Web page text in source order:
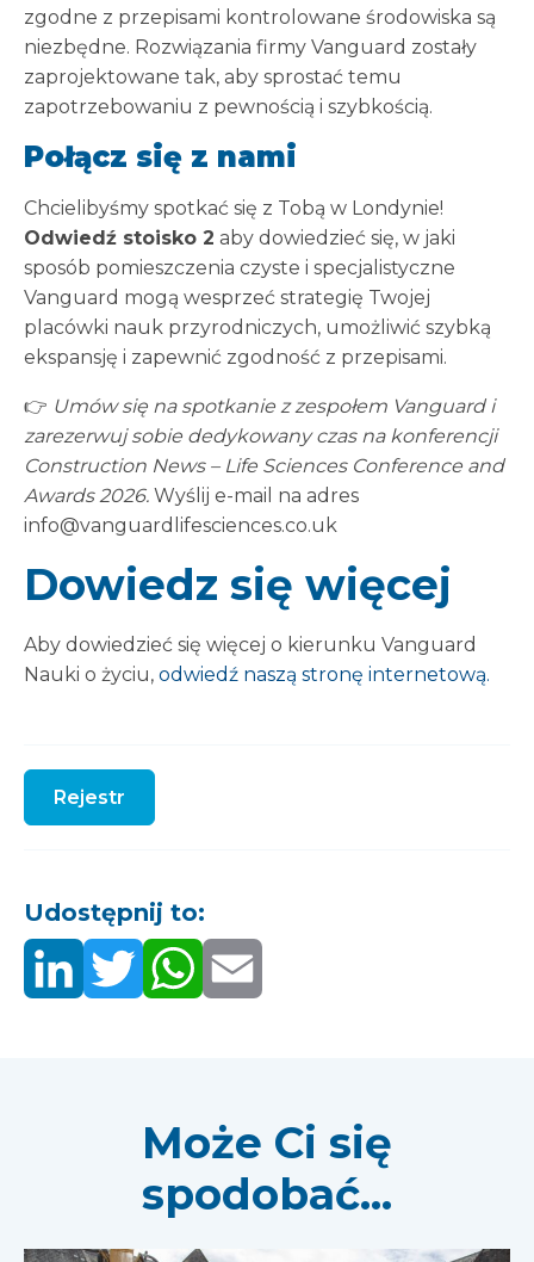
zgodne z przepisami kontrolowane środowiska są
niezbędne. Rozwiązania firmy Vanguard zostały
zaprojektowane tak, aby sprostać temu
zapotrzebowaniu z pewnością i szybkością.
Połącz się z nami
Chcielibyśmy spotkać się z Tobą w Londynie!
Odwiedź stoisko 2 aby dowiedzieć się, w jaki
sposób pomieszczenia czyste i specjalistyczne
Vanguard mogą wesprzeć strategię Twojej
placówki nauk przyrodniczych, umożliwić szybką
ekspansję i zapewnić zgodność z przepisami.
👉 Umów się na spotkanie z zespołem Vanguard i
zarezerwuj sobie dedykowany czas na konferencji
Construction News – Life Sciences Conference and
Awards 2026. Wyślij e-mail na adres
info@vanguardlifesciences.co.uk
Dowiedz się więcej
Aby dowiedzieć się więcej o kierunku Vanguard
Nauki o życiu, odwiedź naszą stronę internetową.
Rejestr
Udostępnij to:
Może Ci się
spodobać...